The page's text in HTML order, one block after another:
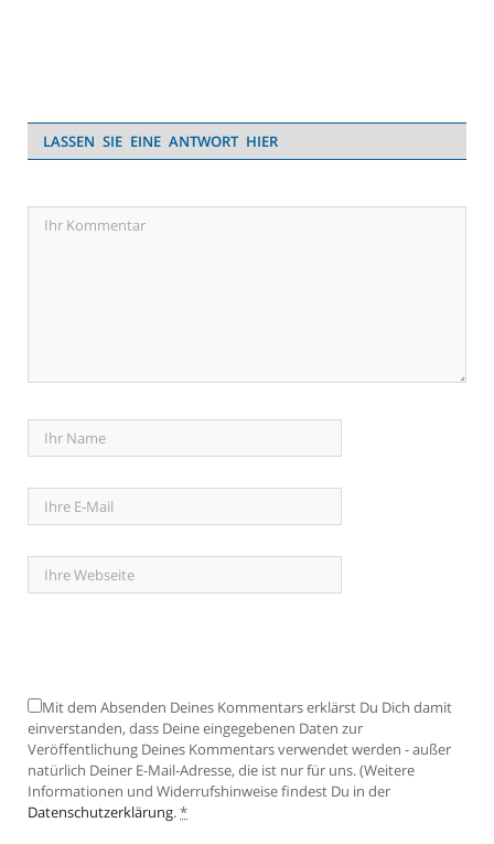
LASSEN SIE EINE ANTWORT HIER
Mit dem Absenden Deines Kommentars erklärst Du Dich damit
einverstanden, dass Deine eingegebenen Daten zur
Veröffentlichung Deines Kommentars verwendet werden - außer
natürlich Deiner E-Mail-Adresse, die ist nur für uns. (Weitere
Informationen und Widerrufshinweise findest Du in der
Datenschutzerklärung. *